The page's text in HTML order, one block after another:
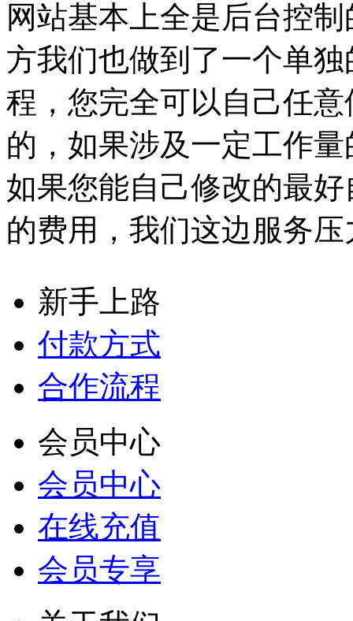
网站基本上全是后台控
方我们也做到了一个单
程，您完全可以自己任
的，如果涉及一定工作
如果您能自己修改的最
的费用，我们这边服务
新手上路
付款方式
合作流程
会员中心
会员中心
在线充值
会员专享